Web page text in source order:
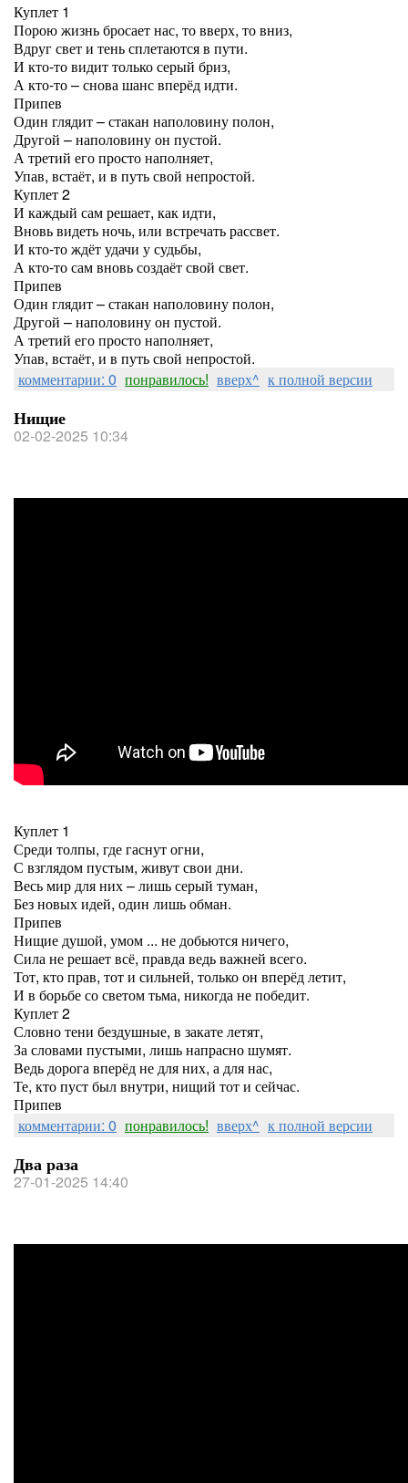
Куплет 1
Порою жизнь бросает нас, то вверх, то вниз,
Вдруг свет и тень сплетаются в пути.
И кто-то видит только серый бриз,
А кто-то – снова шанс вперёд идти.
Припев
Один глядит – стакан наполовину полон,
Другой – наполовину он пустой.
А третий его просто наполняет,
Упав, встаёт, и в путь свой непростой.
Куплет 2
И каждый сам решает, как идти,
Вновь видеть ночь, или встречать рассвет.
И кто-то ждёт удачи у судьбы,
А кто-то сам вновь создаёт свой свет.
Припев
Один глядит – стакан наполовину полон,
Другой – наполовину он пустой.
А третий его просто наполняет,
Упав, встаёт, и в путь свой непростой.
комментарии: 0 понравилось! вверх^ к полной версии
Нищие
02-02-2025 10:34
Куплет 1
Среди толпы, где гаснут огни,
С взглядом пустым, живут свои дни.
Весь мир для них – лишь серый туман,
Без новых идей, один лишь обман.
Припев
Нищие душой, умом ... не добьются ничего,
Сила не решает всё, правда ведь важней всего.
Тот, кто прав, тот и сильней, только он вперёд летит,
И в борьбе со светом тьма, никогда не победит.
Куплет 2
Словно тени бездушные, в закате летят,
За словами пустыми, лишь напрасно шумят.
Ведь дорога вперёд не для них, а для нас,
Те, кто пуст был внутри, нищий тот и сейчас.
Припев
комментарии: 0 понравилось! вверх^ к полной версии
Два раза
27-01-2025 14:40